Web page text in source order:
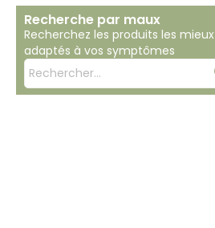
Recherche par maux
Recherchez les produits les mieux
adaptés à vos symptômes
Mots
clés